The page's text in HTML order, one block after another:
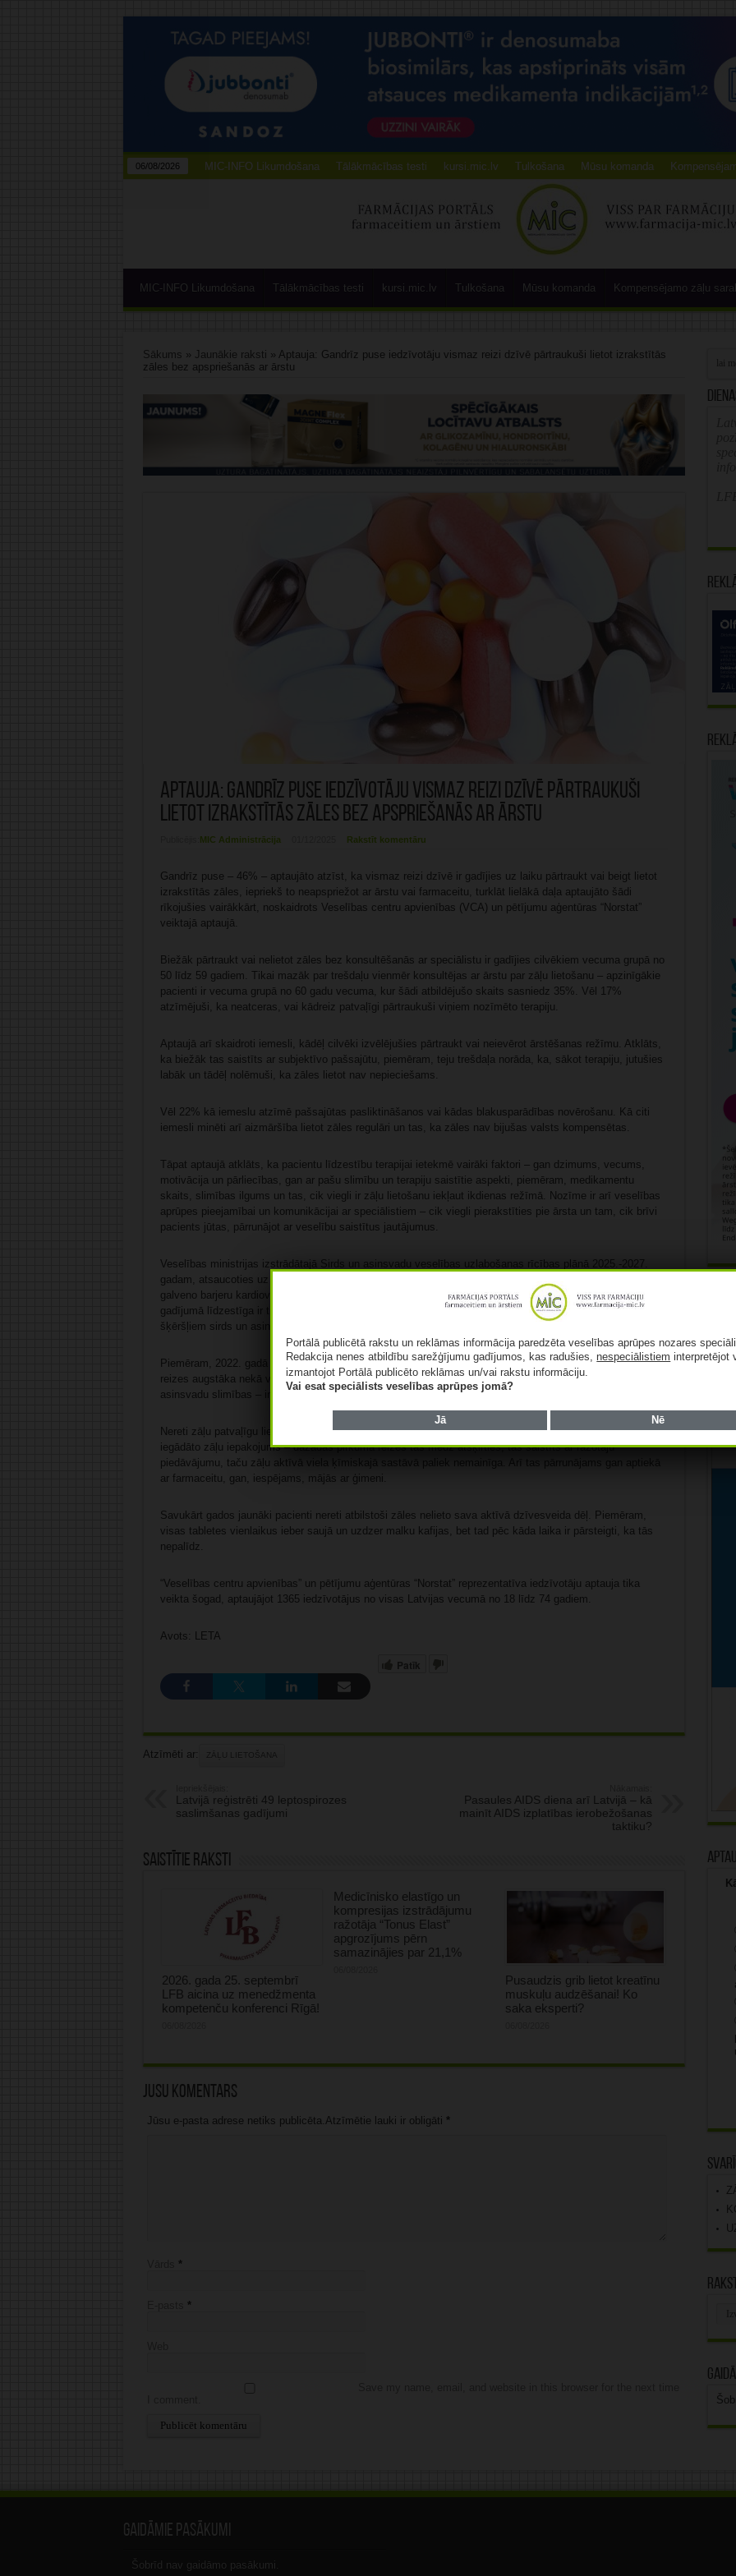
06/08/2026 MIC-INFO Likumdošana Tālākmācības testi kursi.mic.lv Tulkošana Mūsu komanda
MIC-INFO Likumdošana Tālākmācības testi kursi.mic.lv Tulkošana Mūsu komanda Kompensējamo zāļu
Sākums » Jaunākie raksti » Aptauja: Gandrīz puse iedzīvotāju vismaz reizi dzīvē pārtraukuši lietot izrakstītās
zāles bez apspriešanās ar ārstu
Aptauja: Gandrīz puse iedzīvotāju vismaz reizi dzīvē pārtraukuši
lietot izrakstītās zāles bez apspriešanās ar ārstu
MIC Administrācija Rakstīt komentāru
Gandrīz puse – 46% – aptaujāto atzīst, ka vismaz reizi dzīvē ir gadījies uz laiku pārtraukt vai beigt lietot
izrakstītās zāles, iepriekš to neapspriežot ar ārstu vai farmaceitu, turklāt lielākā daļa aptaujāto šādi
rīkojušies vairākkārt, noskaidrots Veselības centru apvienības (VCA) un pētījumu aģentūras “Norstat”
veiktajā aptaujā.
Biežāk pārtraukt vai nelietot zāles bez konsultēšanās ar speciālistu ir gadījies cilvēkiem vecuma grupā no
50 līdz 59 gadiem. Tikai mazāk par trešdaļu vienmēr konsultējas ar ārstu par zāļu lietošanu – apzinīgākie
pacienti ir vecuma grupā no 60 gadu vecuma, kur šādi atbildējušo skaits sasniedz 35%. Vēl 17%
atzīmējuši, ka neatceras, vai kādreiz patvaļīgi pārtraukuši viņiem nozīmēto terapiju.
Aptaujā arī skaidroti iemesli, kādēļ cilvēki izvēlējušies pārtraukt vai neievērot ārstēšanas režīmu. Atklāts,
ka biežāk tas saistīts ar subjektīvo pašsajūtu, piemēram, teju trešdaļa norāda, ka, sākot terapiju, jutušies
labāk un tādēļ nolēmuši, ka zāles lietot nav nepieciešams.
Vēl 22% kā iemeslu atzīmē pašsajūtas pasliktināšanos vai kādas blakusparādības novērošanu. Kā citi
iemesli minēti arī aizmāršība lietot zāles regulāri un tas, ka zāles nav bijušas valsts kompensētas.
Tāpat aptaujā atklāts, ka pacientu līdzestību terapijai ietekmē vairāki faktori – gan dzimums, vecums,
motivācija un pārliecības, gan ar pašu slimību un terapiju saistītie aspekti, piemēram, medikamentu
skaits, slimības ilgums un tas, cik viegli ir zāļu lietošanu iekļaut ikdienas režīmā. Nozīme ir arī veselības
aprūpes pieejamībai un komunikācijai ar speciālistiem – cik viegli pierakstīties pie ārsta un tam, cik brīvi
pacients jūtas, pārrunājot ar veselību saistītus jautājumus.
Veselības ministrijas izstrādātajā Sirds un asinsvadu veselības uzlabošanas rīcības plānā 2025.-2027.
gadam, atsaucoties uz citās valstīs veiktiem pētījumiem, norādīts, ka līdzestības trūkums atzīts par
galveno barjeru kardiovaskulārās mirstības mazināšanā. Tiek lēsts, ka sirds un asinsvadu slimību
gadījumā līdzestīga ir tikai aptuveni puse pacientu, tādējādi pacientu “nelīdzestība” ir viens no galvenajiem
šķēršļiem sirds un asinsvadu slimību samazināšanai.
Piemēram, 2022. gadā Latvijā ar ārstēšanu novēršamā mirstība iedzīvotājiem līdz 75 gadiem bijusi divas
reizes augstāka nekā vidēji Eiropas Savienībā. Vairāk nekā pusi no šiem nāves cēloņiem veido sirds un
asinsvadu slimības – insults, infarkts, hipertensija.
Nereti zāļu patvaļīgu lietošanas pārtraukšanu var ietekmēt arī tas, ka cilvēku gados var mulsināt aptiekā
iegādāto zāļu iepakojums – dažādās pirkuma reizēs tas mēdz atšķirties, tas saistīts ar ražotāju
piedāvājumu, taču zāļu aktīvā viela ķīmiskajā sastāvā paliek nemainīga. Arī tas pārrunājams gan aptiekā
ar farmaceitu, gan, iespējams, mājās ar ģimeni.
Savukārt gados jaunāki pacienti nereti atbilstoši zāles nelieto sava aktīvā dzīvesveida dēļ. Piemēram,
visas tabletes vienlaikus ieber saujā un uzdzer malku kafijas, bet tad pēc kāda laika ir pārsteigti, ka tās
nepalīdz.
“Veselības centru apvienības” un pētījumu aģentūras “Norstat” reprezentatīva iedzīvotāju aptauja tika
veikta šogad, aptaujājot 1365 iedzīvotājus no visas Latvijas vecumā no 18 līdz 74 gadiem.
Avots: LETA
Patīk
Atzīmēti ar: ZĀĻU LIETOŠANA
Latvijā reģistrēti 49 leptospirozes
saslimšanas gadījumi
Pasaules AIDS diena arī Latvijā – kā
mainīt AIDS izplatības ierobežošanas
taktiku?
Saistītie raksti
2026. gada 25. septembrī
LFB aicina uz menedžmenta
kompetenču konferenci Rīgā!
Medicīnisko elastīgo un
kompresijas izstrādājumu
ražotāja “Tonus Elast”
apgrozījums pērn
samazinājies par 21,1%
Pusaudzis grib lietot kreatīnu
muskuļu audzēšanai! Ko
saka eksperti?
Jūsu komentārs
Jūsu e-pasta adrese netiks publicēta.Atzīmētie lauki ir obligāti *
*
*
Gaidāmie pasākumi
Šobrīd nav gaidāmo pasākumi.
Portālā publicētā rakstu un reklāmas informācija paredzēta veselības aprūpes nozares
Redakcija nenes atbildību sarežģījumu gadījumos, kas radušies,nespeciālistiem interpretējot
izmantojot Portālā publicēto reklāmas un/vai rakstu informāciju.
Vai esat speciālists veselības aprūpes jomā?
Jā Nē